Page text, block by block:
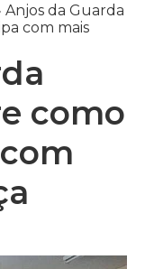
Anjos da Guarda
com mais
como